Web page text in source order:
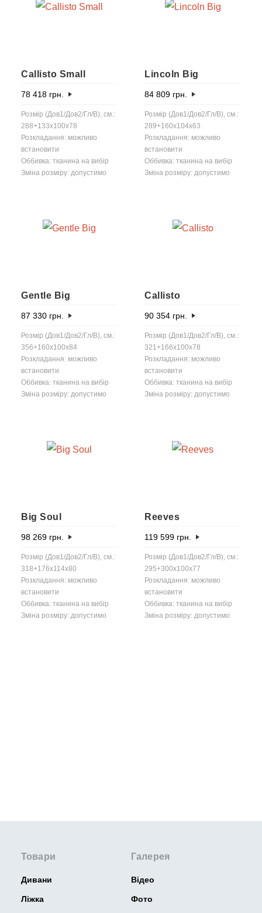
Callisto Small
78 418 грн.
Розмір (Дов1/Дов2/Гл/В), см.:
288+133x100x78
Розкладання: можливо
встановити
Оббивка: тканина на вибір
Зміна розміру: допустимо
Lincoln Big
84 809 грн.
Розмір (Дов1/Дов2/Гл/В), см.:
289+160x104x63
Розкладання: можливо
встановити
Оббивка: тканина на вибір
Зміна розміру: допустимо
Gentle Big
87 330 грн.
Розмір (Дов1/Дов2/Гл/В), см.:
356+160x100x84
Розкладання: можливо
встановити
Оббивка: тканина на вибір
Зміна розміру: допустимо
Callisto
90 354 грн.
Розмір (Дов1/Дов2/Гл/В), см.:
321+166x100x78
Розкладання: можливо
встановити
Оббивка: тканина на вибір
Зміна розміру: допустимо
Big Soul
98 269 грн.
Розмір (Дов1/Дов2/Гл/В), см.:
318+176x114x80
Розкладання: можливо
встановити
Оббивка: тканина на вибір
Зміна розміру: допустимо
Reeves
119 599 грн.
Розмір (Дов1/Дов2/Гл/В), см.:
295+300x100x77
Розкладання: можливо
встановити
Оббивка: тканина на вибір
Зміна розміру: допустимо
Товари
Дивани
Ліжка
Галерея
Відео
Фото